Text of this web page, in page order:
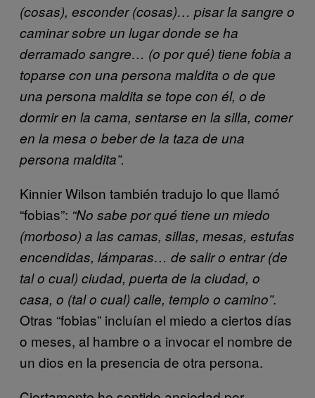
(cosas), esconder (cosas)… pisar la sangre o
caminar sobre un lugar donde se ha
derramado sangre… (o por qué) tiene fobia a
toparse con una persona maldita o de que
una persona maldita se tope con él, o de
dormir en la cama, sentarse en la silla, comer
en la mesa o beber de la taza de una
persona maldita”.
Kinnier Wilson también tradujo lo que llamó
“fobias”: “No sabe por qué tiene un miedo
(morboso) a las camas, sillas, mesas, estufas
encendidas, lámparas… de salir o entrar (de
tal o cual) ciudad, puerta de la ciudad, o
casa, o (tal o cual) calle, templo o camino”.
Otras “fobias” incluían el miedo a ciertos días
o meses, al hambre o a invocar el nombre de
un dios en la presencia de otra persona.